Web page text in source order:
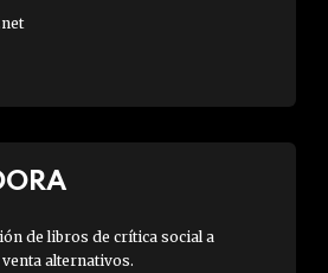
de libros de crítica social a
alternativos.